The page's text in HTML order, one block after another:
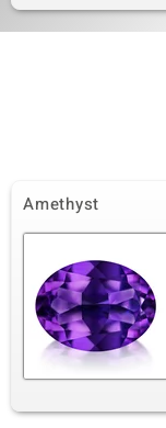
Amethyst